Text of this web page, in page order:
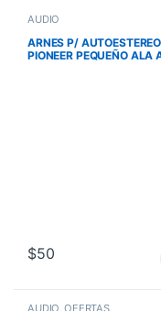
AUDIO
ARNES P/ AUTOESTEREO
PIONEER PEQUEÑO ALA
$50
AUDIO ,OFERTAS